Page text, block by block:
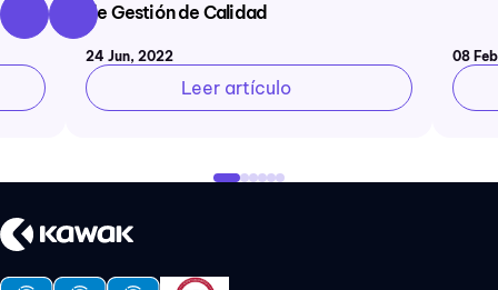
de Gestión de Calidad
24 Jun, 2022
Leer artículo
08